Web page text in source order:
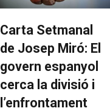
Carta Setmanal
de Josep Miró: El
govern espanyol
cerca la divisió i
l’enfrontament